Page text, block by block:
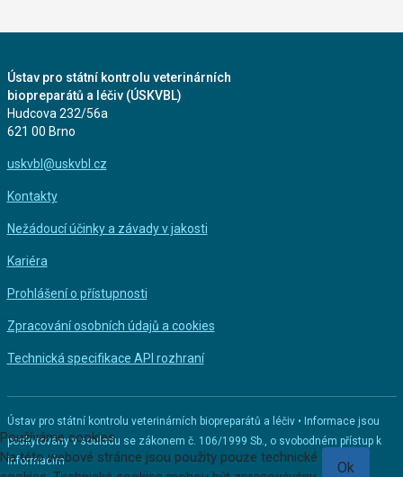
Ústav pro státní kontrolu veterinárních
biopreparátů a léčiv (ÚSKVBL)
Hudcova 232/56a
621 00 Brno
uskvbl@uskvbl.cz
Kontakty
Nežádoucí účinky a závady v jakosti
Kariéra
Prohlášení o přístupnosti
Zpracování osobních údajů a cookies
Technická specifikace API rozhraní
Ústav pro státní kontrolu veterinárních biopreparátů a léčiv • Informace jsou
poskytovány v souladu se zákonem č. 106/1999 Sb., o svobodném přístup k
informacím
Používáme cookies
Na této webové stránce jsou použity pouze technické
Ok